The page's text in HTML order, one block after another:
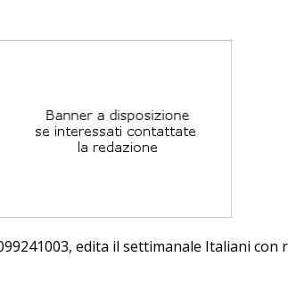
edi­ta il set­ti­ma­na­le Ita­lia­ni